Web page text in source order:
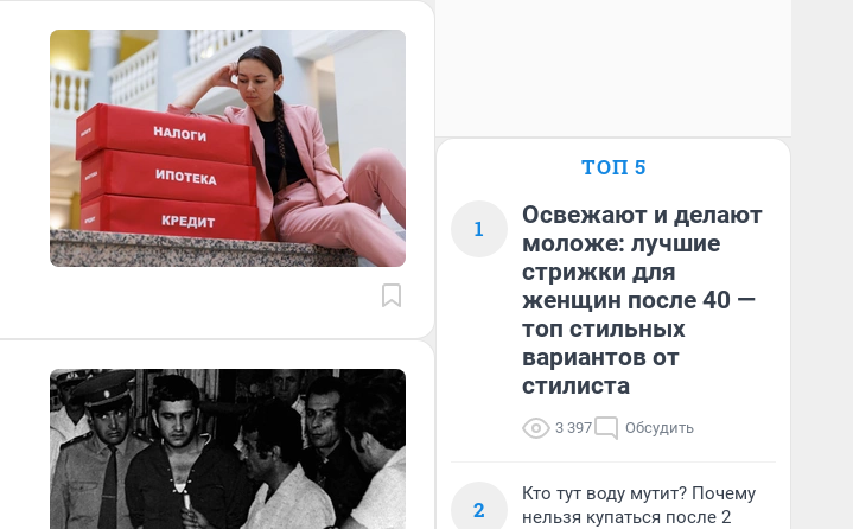
ТОП 5
1
Освежают и делают
моложе: лучшие
стрижки для
женщин после 40 —
топ стильных
вариантов от
стилиста
3 397 Обсудить
2
Кто тут воду мутит? Почему
нельзя купаться после 2